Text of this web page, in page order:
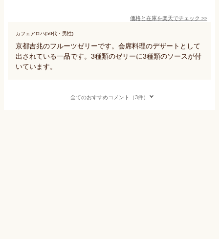
価格と在庫を楽天でチェック >>
カフェアロハ(50代・男性)
京都吉兆のフルーツゼリーです。会席料理のデザートとして
出されている一品です。3種類のゼリーに3種類のソースが付
いています。
全てのおすすめコメント（3件）